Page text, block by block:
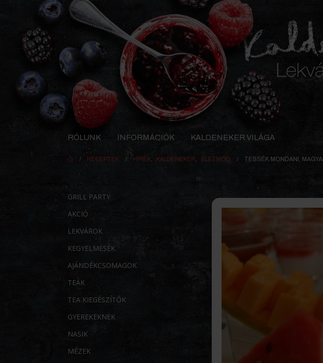
RÓLUNK INFORMÁCIÓK KALDENEKER VILÁGA
RECEPTEK HÍREK KALDENEKER ÉLETMÓD TESSÉK MONDANI,
GRILL PARTY
AKCIÓ
LEKVÁROK
KEGYELMESÉK
AJÁNDÉKCSOMAGOK
TEÁK
TEA KIEGÉSZÍTŐK
GYEREKEKNEK
NASIK
MÉZEK